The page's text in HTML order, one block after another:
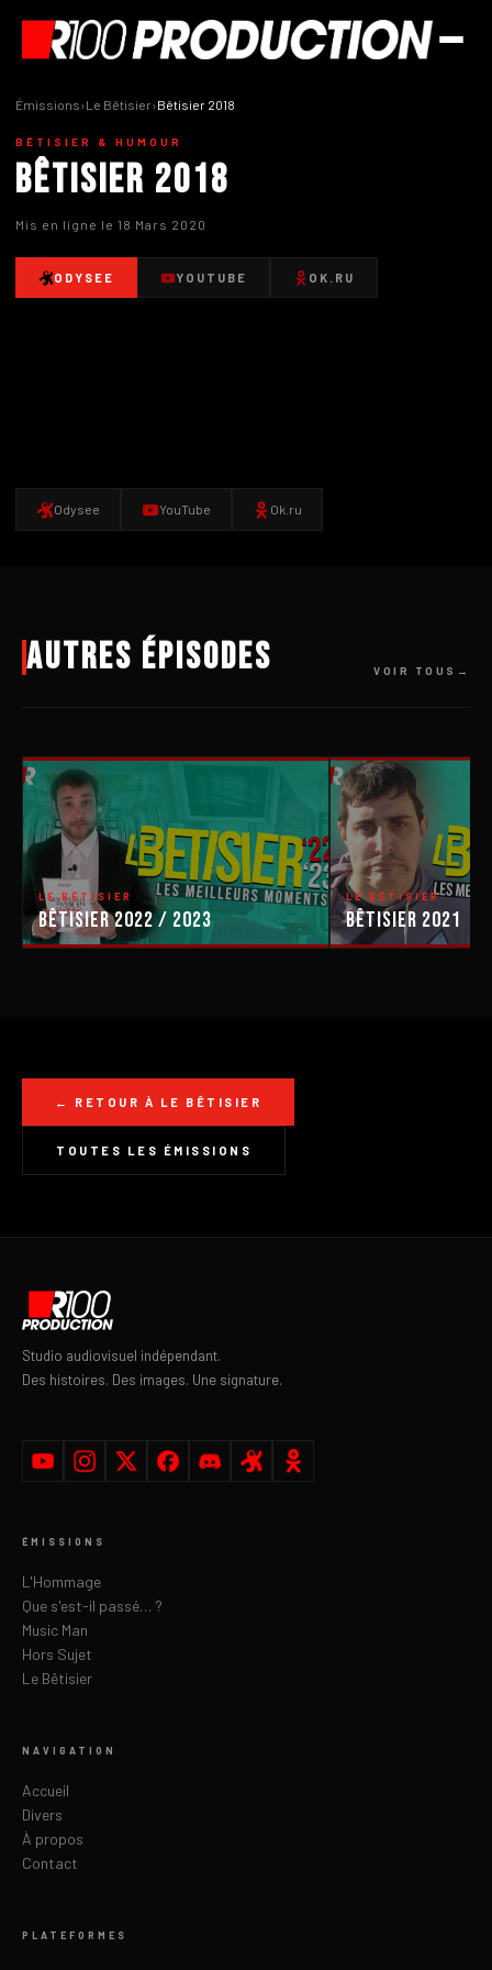
Émissions›Le Bêtisier›Bêtisier 2018
BÊTISIER & HUMOUR
Bêtisier 2018
Mis en ligne le 18 Mars 2020
ODYSEE YOUTUBE OK.RU
Odysee YouTube Ok.ru
Autres épisodes VOIR TOUS
LE BÊTISIER
Bêtisier 2022 / 2023
LE BÊTISIER
Bêtisier 2021
← RETOUR À LE BÊTISIER
TOUTES LES ÉMISSIONS
Studio audiovisuel indépendant.
Des histoires. Des images. Une signature.
ÉMISSIONS
L'Hommage
Que s'est-il passé… ?
Music Man
Hors Sujet
Le Bêtisier
NAVIGATION
Accueil
Divers
À propos
Contact
PLATEFORMES